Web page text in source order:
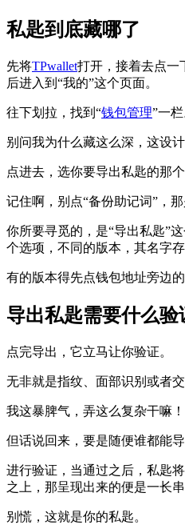
私匙到底藏哪了
先将TPwallet打开，接着去点一
后进入到“我的”这个页面。
往下划拉，找到“钱包管理”一栏
别问我为什么藏这么深，这设
点进去，选你要导出私匙的那
记住啊，别点“备份助记词”，那
你所要寻觅的，是“导出私匙”
个选项，不同的版本，其名字存
有的版本得先点钱包地址旁边
导出私匙需要什么验
点完导出，它立马让你验证。
无非就是指纹、面部识别或者交
我这暴脾气，弄这么复杂干嘛！
但话说回来，要是随便谁都能导
进行验证，当通过之后，私匙
之上，那呈现出来的便是一长
别慌，这就是你的私匙。